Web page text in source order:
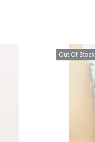
Out Of Stock